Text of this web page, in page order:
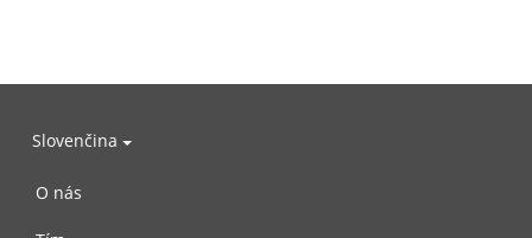
Slovenčina
O nás